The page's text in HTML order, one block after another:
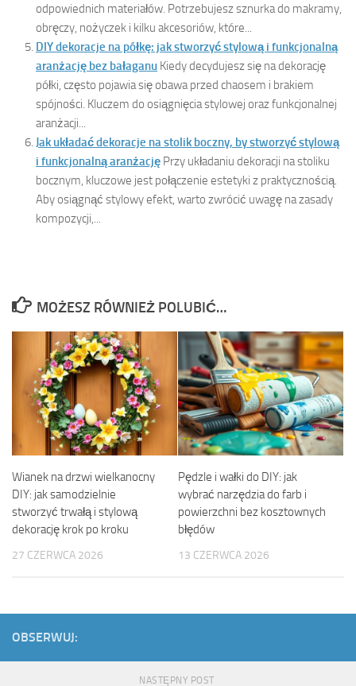
odpowiednich materiałów. Potrzebujesz sznurka do makramy,
obręczy, nożyczek i kilku akcesoriów, które...
DIY dekoracje na półkę: jak stworzyć stylową i funkcjonalną
aranżację bez bałaganu Kiedy decydujesz się na dekorację
półki, często pojawia się obawa przed chaosem i brakiem
spójności. Kluczem do osiągnięcia stylowej oraz funkcjonalnej
aranżacji...
Jak układać dekoracje na stolik boczny, by stworzyć stylową
i funkcjonalną aranżację Przy układaniu dekoracji na stoliku
bocznym, kluczowe jest połączenie estetyki z praktycznością.
Aby osiągnąć stylowy efekt, warto zwrócić uwagę na zasady
kompozycji,...
MOŻESZ RÓWNIEŻ POLUBIĆ…
Wianek na drzwi wielkanocny
DIY: jak samodzielnie
stworzyć trwałą i stylową
dekorację krok po kroku
27 CZERWCA 2026
Pędzle i wałki do DIY: jak
wybrać narzędzia do farb i
powierzchni bez kosztownych
błędów
13 CZERWCA 2026
OBSERWUJ:
NASTĘPNY POST